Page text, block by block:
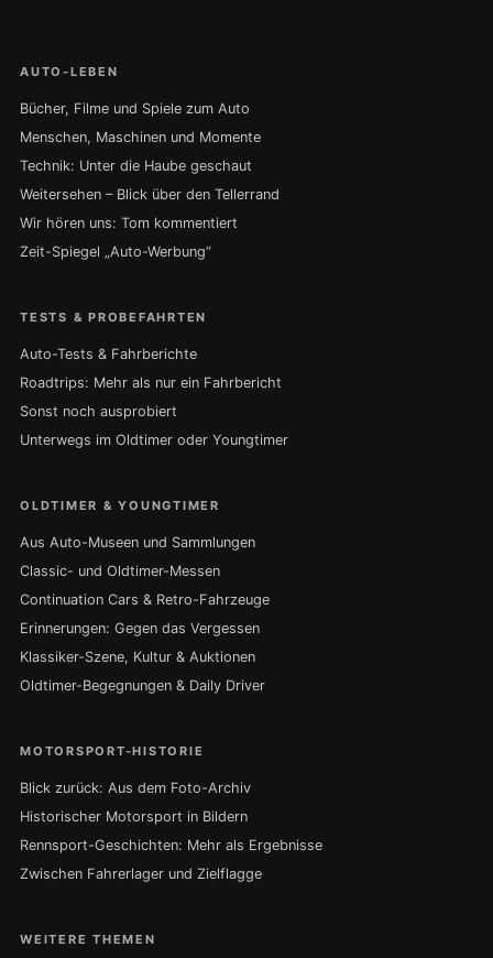
AUTO-LEBEN
Bücher, Filme und Spiele zum Auto
Menschen, Maschinen und Momente
Technik: Unter die Haube geschaut
Weitersehen – Blick über den Tellerrand
Wir hören uns: Tom kommentiert
Zeit-Spiegel „Auto-Werbung“
TESTS & PROBEFAHRTEN
Auto-Tests & Fahrberichte
Roadtrips: Mehr als nur ein Fahrbericht
Sonst noch ausprobiert
Unterwegs im Oldtimer oder Youngtimer
OLDTIMER & YOUNGTIMER
Aus Auto-Museen und Sammlungen
Classic- und Oldtimer-Messen
Continuation Cars & Retro-Fahrzeuge
Erinnerungen: Gegen das Vergessen
Klassiker-Szene, Kultur & Auktionen
Oldtimer-Begegnungen & Daily Driver
MOTORSPORT-HISTORIE
Blick zurück: Aus dem Foto-Archiv
Historischer Motorsport in Bildern
Rennsport-Geschichten: Mehr als Ergebnisse
Zwischen Fahrerlager und Zielflagge
WEITERE THEMEN